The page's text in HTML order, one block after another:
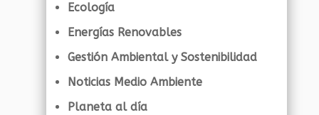
Ecología
Energías Renovables
Gestión Ambiental y Sostenibilidad
Noticias Medio Ambiente
Planeta al día